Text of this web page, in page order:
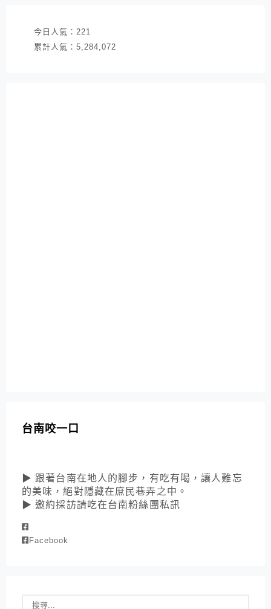
今日人氣： 221
累計人氣： 5,284,072
台南咬一口
▶ 跟著台南在地人的腳步，有吃有喝，讓人難忘
的美味，絕對隱藏在庶民巷弄之中。
▶ 邀約採訪請吃在台南粉絲團私訊
Facebook